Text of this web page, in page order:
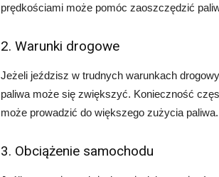
prędkościami może pomóc zaoszczędzić
2. Warunki drogowe
Jeżeli jeździsz w trudnych warunkach
paliwa może się zwiększyć. Konieczność
może prowadzić do większego zużycia paliwa.
3. Obciążenie samochodu